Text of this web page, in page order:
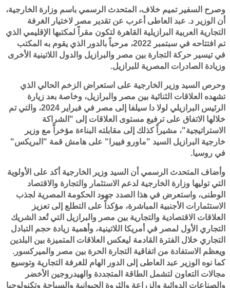
وصرح السفير تميم خلاف، المتحدث الرسمي باسم وزارة الخارجية،
أن الوزير د. عبد العاطى أعرب عن تقدير مصر لاختيار الغرفة
التجارية العربية البرازيلية القاهرة لتكون مقراً لمكتبها الإقليمي الذي
تم افتتاحه في سبتمبر 2022، مرحباً بالدور الذي يقوم به المكتب
في تيسير حركة التجارة بين مصر والبرازيل والدول اللاتينية الأخرى
وزيادة الصادرات المصرية للبرازيل.
وحرص السيد وزير الخارجية على استعراض الزخم الحالي الذي
تشهده العلاقات الثنائية بين مصر والبرازيل، وخاصة بعد زيارة
الرئيس البرازيلي لولا دا سيلفا إلى مصر في فبراير 2024، والتي تم
خلالها الاتفاق على ترفيع مستوى العلاقات إلى "الشراكة
الاستراتيجية"، مشيراً كذلك إلى مقابلته البناءة مؤخراً مع وزير
خارجية البرازيل السيد "ماورو فييرا" على هامش قمة "البريكس"
في روسيا.
وأضاف المتحدث الرسمي أن السيد وزير الخارجية أكد على الأولوية
التي توليها وزارة الخارجية لدعم الاستثمار والتجارة والاقتصاد
الوطنى، واستعرض في هذا الصدد جهود الحكومة المصرية لجذب
الاستثمارات الأجنبية المباشرة، مؤكداً على التطلع إلى تعزيز
العلاقات الاقتصادية والتجارية بين مصر والبرازيل التي تُعد الشريك
التجاري الأول لمصر في أمريكا اللاتينية، وأهمية زيادة حجم التبادل
التجاري خلال الفترة القادمة ليعكس العلاقات المتميزة بين البلدين
ويعظم الاستفادة من اتفاقية التجارة الحرة بين مصر والميركسور.
كما نوه الوزير عبد العاطى إلى الدور الهام للغرفة التجارية وتوسيع
مجالات التعاون لتشمل الطاقة المتجددة والهيدروجين الأخضر
والصناعات الدوائية والزراعة والثروة الحيوانية والسياحة وتكنولوجيا